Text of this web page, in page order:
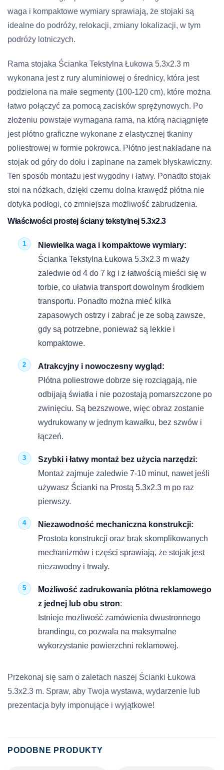
waga i kompaktowe wymiary sprawiają, że stojaki są
idealne do podróży, relokacji, zmiany lokalizacji, w tym
podróży lotniczych.
Rama stojaka Ścianka Tekstylna Łukowa 5.3х2.3 m
wykonana jest z rury aluminiowej o średnicy, która jest
podzielona na małe segmenty (100-120 cm), które można
łatwo połączyć za pomocą zacisków sprężynowych. Po
złożeniu powstaje wymagana rama, na którą naciągnięte
jest płótno graficzne wykonane z elastycznej tkaniny
poliestrowej w formie pokrowca. Płótno jest nakładane na
stojak od góry do dołu i zapinane na zamek błyskawiczny.
Ten sposób montażu jest wygodny i łatwy. Ponadto stojak
stoi na nóżkach, dzięki czemu dolna krawędź płótna nie
dotyka podłogi, co zmniejsza możliwość zabrudzenia.
Właściwości prostej ściany tekstylnej 5.3х2.3
Niewielka waga i kompaktowe wymiary:
Ścianka Tekstylna Łukowa 5.3х2.3 m waży
zaledwie od 4 do 7 kg i z łatwością mieści się w
torbie, co ułatwia transport dowolnym środkiem
transportu. Ponadto można mieć kilka
zapasowych ostrzy i zabrać je ze sobą zawsze,
gdy są potrzebne, ponieważ są lekkie i
kompaktowe.
Atrakcyjny i nowoczesny wygląd:
Płótna poliestrowe dobrze się rozciągają, nie
odbijają światła i nie pozostają pomarszczone po
zwinięciu. Są bezszwowe, więc obraz zostanie
wydrukowany w jednym kawałku, bez szwów i
łączeń.
Szybki i łatwy montaż bez użycia narzędzi:
Montaż zajmuje zaledwie 7-10 minut, nawet jeśli
używasz Ścianki na Prostą 5.3х2.3 m po raz
pierwszy.
Niezawodność mechaniczna konstrukcji:
Prostota konstrukcji oraz brak skomplikowanych
mechanizmów i części sprawiają, że stojak jest
niezawodny i trwały.
Możliwość zadrukowania płótna reklamowego
z jednej lub obu stron:
Istnieje możliwość zamówienia dwustronnego
brandingu, co pozwala na maksymalne
wykorzystanie powierzchni reklamowej.
Przekonaj się sam o zaletach naszej Ścianki Łukowa
5.3х2.3 m. Spraw, aby Twoja wystawa, wydarzenie lub
prezentacja były imponujące i wyjątkowe!
PODOBNE PRODUKTY